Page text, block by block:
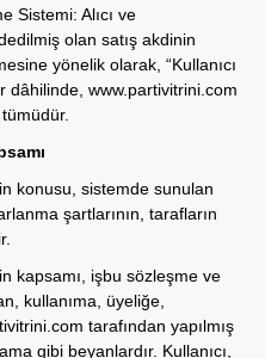
Sistemi: Alıcı ve
olan satış akdinin
yönelik olarak, “Kullanıcı
dâhilinde, www.partivitrini.com
konusu, sistemde sunulan
şartlarının, tarafların
kapsamı, işbu sözleşme ve
kullanıma, üyeliğe,
tarafından yapılmış
gibi beyanlardır. Kullanıcı,